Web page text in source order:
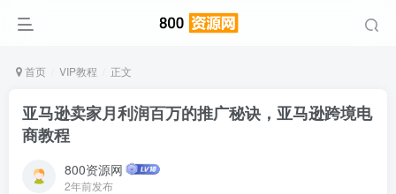
首页 VIP教程 正文
亚马逊卖家月利润百万的推广秘诀，亚马逊跨境电
商教程
800资源网
2年前发布